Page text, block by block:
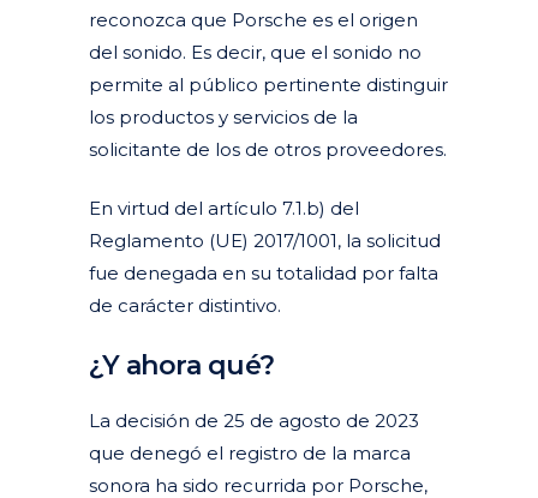
reconozca que Porsche es el origen
del sonido. Es decir, que el sonido no
permite al público pertinente distinguir
los productos y servicios de la
solicitante de los de otros proveedores.
En virtud del artículo 7.1.b) del
Reglamento (UE) 2017/1001, la solicitud
fue denegada en su totalidad por falta
de carácter distintivo.
¿Y ahora qué?
La decisión de 25 de agosto de 2023
que denegó el registro de la marca
sonora ha sido recurrida por Porsche,